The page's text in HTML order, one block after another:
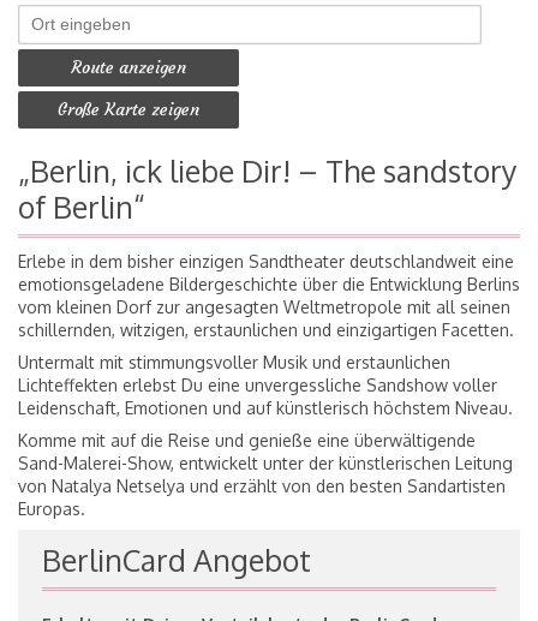
Route anzeigen
Große Karte zeigen
„Berlin, ick liebe Dir! – The sandstory
of Berlin“
Erlebe in dem bisher einzigen Sandtheater deutschlandweit eine
emotionsgeladene Bildergeschichte über die Entwicklung Berlins
vom kleinen Dorf zur angesagten Weltmetropole mit all seinen
schillernden, witzigen, erstaunlichen und einzigartigen Facetten.
Untermalt mit stimmungsvoller Musik und erstaunlichen
Lichteffekten erlebst Du eine unvergessliche Sandshow voller
Leidenschaft, Emotionen und auf künstlerisch höchstem Niveau.
Komme mit auf die Reise und genieße eine überwältigende
Sand-Malerei-Show, entwickelt unter der künstlerischen Leitung
von Natalya Netselya und erzählt von den besten Sandartisten
Europas.
BerlinCard Angebot